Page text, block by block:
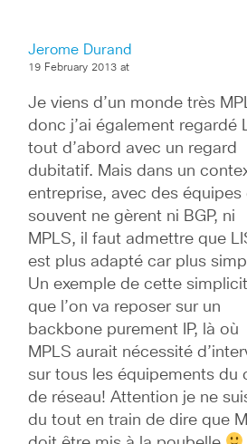
Jerome Durand
19 February 2013 at
Je viens d’un monde très
donc j’ai également regardé
tout d’abord avec un regard
dubitatif. Mais dans un
entreprise, avec des équipes
souvent ne gèrent ni BGP, ni
MPLS, il faut admettre que
est plus adapté car plus
Un exemple de cette
que l’on va reposer sur un
backbone purement IP, là où
MPLS aurait nécessité
sur tous les équipements du
de réseau! Attention je ne
du tout en train de dire que